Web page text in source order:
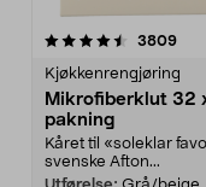
3809
Kjøkkenrengjøring
Mikrofiberklut 32
pakning
Kåret til «soleklar
svenske Afton...
4.5av 5 stjerner